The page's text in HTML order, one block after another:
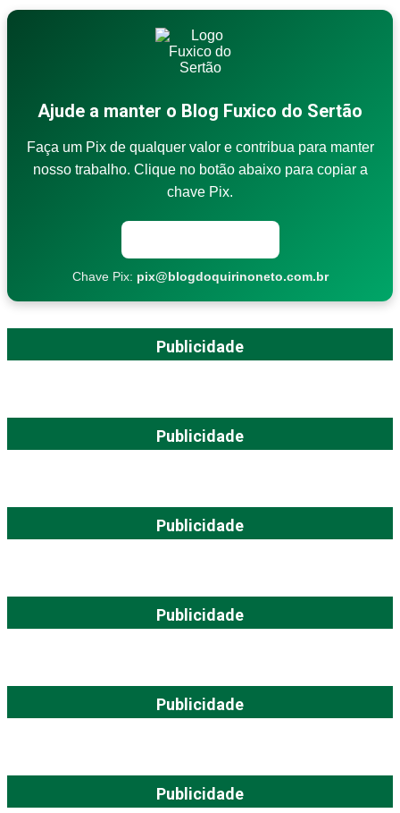
Ajude a manter o Blog Fuxico do Sertão
Faça um Pix de qualquer valor e contribua para manter
nosso trabalho. Clique no botão abaixo para copiar a
chave Pix.
Chave Pix: pix@blogdoquirinoneto.com.br
Publicidade
Publicidade
Publicidade
Publicidade
Publicidade
Publicidade